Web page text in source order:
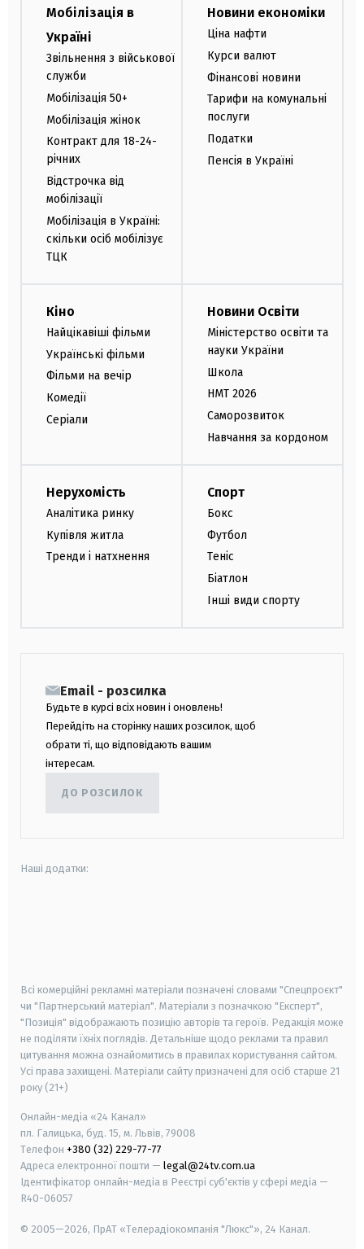
Мобілізація в
Україні
Звільнення з військової
служби
Мобілізація 50+
Мобілізація жінок
Контракт для 18-24-
річних
Відстрочка від
мобілізації
Мобілізація в Україні:
скільки осіб мобілізує
ТЦК
Новини економіки
Ціна нафти
Курси валют
Фінансові новини
Тарифи на комунальні
послуги
Податки
Пенсія в Україні
Кіно
Найцікавіші фільми
Українські фільми
Фільми на вечір
Комедії
Серіали
Новини Освіти
Міністерство освіти та
науки України
Школа
НМТ 2026
Саморозвиток
Навчання за кордоном
Нерухомість
Аналітика ринку
Купівля житла
Тренди і натхнення
Спорт
Бокс
Футбол
Теніс
Біатлон
Інші види спорту
Email - розсилка
Будьте в курсі всіх новин і оновлень!
Перейдіть на сторінку наших розсилок, щоб
обрати ті, що відповідають вашим
інтересам.
ДО РОЗСИЛОК
Наші додатки:
Всі комерційні рекламні матеріали позначені словами "Спецпроєкт"
чи "Партнерський матеріал". Матеріали з позначкою "Експерт",
"Позиція" відображають позицію авторів та героїв. Редакція може
не поділяти їхніх поглядів. Детальніше щодо реклами та правил
цитування можна ознайомитись в правилах користування сайтом.
Усі права захищені. Матеріали сайту призначені для осіб старше 21
року (21+)
Онлайн-медіа «24 Канал»
пл. Галицька, буд. 15, м. Львів, 79008
Телефон +380 (32) 229-77-77
Адреса електронної пошти — legal@24tv.com.ua
Ідентифікатор онлайн-медіа в Реєстрі суб'єктів у сфері медіа —
R40-06057
© 2005—2026, ПрАТ «Телерадіокомпанія "Люкс"», 24 Канал.